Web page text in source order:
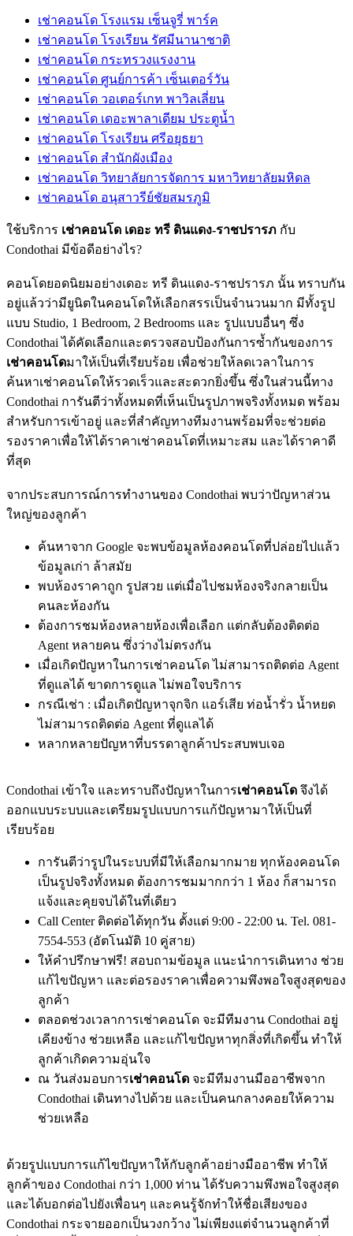
เช่าคอนโด โรงแรม เซ็นจูรี่ พาร์ค
เช่าคอนโด โรงเรียน รัศมีนานาชาติ
เช่าคอนโด กระทรวงแรงงาน
เช่าคอนโด ศูนย์การค้า เซ็นเตอร์วัน
เช่าคอนโด วอเตอร์เกท พาวิลเลี่ยน
เช่าคอนโด เดอะพาลาเดียม ประตูน้ำ
เช่าคอนโด โรงเรียน ศรีอยุธยา
เช่าคอนโด สำนักผังเมือง
เช่าคอนโด วิทยาลัยการจัดการ มหาวิทยาลัยมหิดล
เช่าคอนโด อนุสาวรีย์ชัยสมรภูมิ
ใช้บริการ เช่าคอนโด เดอะ ทรี ดินแดง-ราชปรารภ กับ
Condothai มีข้อดีอย่างไร?
คอนโดยอดนิยมอย่างเดอะ ทรี ดินแดง-ราชปรารภ นั้น ทราบกัน
อยู่แล้วว่ามียูนิตในคอนโดให้เลือกสรรเป็นจำนวนมาก มีทั้งรูป
แบบ Studio, 1 Bedroom, 2 Bedrooms และ รูปแบบอื่นๆ ซึ่ง
Condothai ได้คัดเลือกและตรวจสอบป้องกันการซ้ำกันของการ
เช่าคอนโดมาให้เป็นที่เรียบร้อย เพื่อช่วยให้ลดเวลาในการ
ค้นหาเช่าคอนโดให้รวดเร็วและสะดวกยิ่งขึ้น ซึ่งในส่วนนี้ทาง
Condothai การันตีว่าทั้งหมดที่เห็นเป็นรูปภาพจริงทั้งหมด พร้อม
สำหรับการเข้าอยู่ และที่สำคัญทางทีมงานพร้อมที่จะช่วยต่อ
รองราคาเพื่อให้ได้ราคาเช่าคอนโดที่เหมาะสม และได้ราคาดี
ที่สุด
จากประสบการณ์การทำงานของ Condothai พบว่าปัญหาส่วน
ใหญ่ของลูกค้า
ค้นหาจาก Google จะพบข้อมูลห้องคอนโดที่ปล่อยไปแล้ว
ข้อมูลเก่า ล้าสมัย
พบห้องราคาถูก รูปสวย แต่เมื่อไปชมห้องจริงกลายเป็น
คนละห้องกัน
ต้องการชมห้องหลายห้องเพื่อเลือก แต่กลับต้องติดต่อ
Agent หลายคน ซึ่งว่างไม่ตรงกัน
เมื่อเกิดปัญหาในการเช่าคอนโด ไม่สามารถติดต่อ Agent
ที่ดูแลได้ ขาดการดูแล ไม่พอใจบริการ
กรณีเช่า : เมื่อเกิดปัญหาจุกจิก แอร์เสีย ท่อน้ำรั่ว น้ำหยด
ไม่สามารถติดต่อ Agent ที่ดูแลได้
หลากหลายปัญหาที่บรรดาลูกค้าประสบพบเจอ
Condothai เข้าใจ และทราบถึงปัญหาในการเช่าคอนโด จึงได้
ออกแบบระบบและเตรียมรูปแบบการแก้ปัญหามาให้เป็นที่
เรียบร้อย
การันตีว่ารูปในระบบที่มีให้เลือกมากมาย ทุกห้องคอนโด
เป็นรูปจริงทั้งหมด ต้องการชมมากกว่า 1 ห้อง ก็สามารถ
แจ้งและคุยจบได้ในที่เดียว
Call Center ติดต่อได้ทุกวัน ตั้งแต่ 9:00 - 22:00 น. Tel. 081-
7554-553 (อัตโนมัติ 10 คู่สาย)
ให้คำปรึกษาฟรี! สอบถามข้อมูล แนะนำการเดินทาง ช่วย
แก้ไขปัญหา และต่อรองราคาเพื่อความพึงพอใจสูงสุดของ
ลูกค้า
ตลอดช่วงเวลาการเช่าคอนโด จะมีทีมงาน Condothai อยู่
เคียงข้าง ช่วยเหลือ และแก้ไขปัญหาทุกสิ่งที่เกิดขึ้น ทำให้
ลูกค้าเกิดความอุ่นใจ
ณ วันส่งมอบการเช่าคอนโด จะมีทีมงานมืออาชีพจาก
Condothai เดินทางไปด้วย และเป็นคนกลางคอยให้ความ
ช่วยเหลือ
ด้วยรูปแบบการแก้ไขปัญหาให้กับลูกค้าอย่างมืออาชีพ ทำให้
ลูกค้าของ Condothai กว่า 1,000 ท่าน ได้รับความพึงพอใจสูงสุด
และได้บอกต่อไปยังเพื่อนๆ และคนรู้จักทำให้ชื่อเสียงของ
Condothai กระจายออกเป็นวงกว้าง ไม่เพียงแต่จำนวนลูกค้าที่